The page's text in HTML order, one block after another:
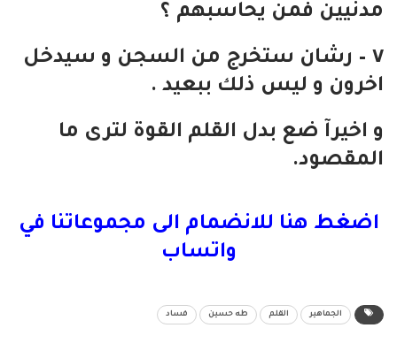
مدنيين فمن يحاسبهم ؟
٧ – رشان ستخرج من السجن و سيدخل
اخرون و ليس ذلك ببعيد .
و اخيرآ ضع بدل القلم القوة لترى ما
المقصود.
اضغط هنا للانضمام الى مجموعاتنا في
واتساب
الجماهير القلم طه حسين فساد